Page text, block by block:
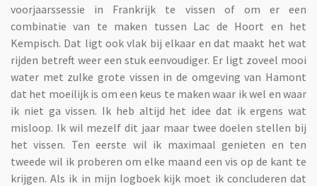
voorjaarssessie in Frankrijk te vissen of om er een
combinatie van te maken tussen Lac de Hoort en het
Kempisch. Dat ligt ook vlak bij elkaar en dat maakt het wat
rijden betreft weer een stuk eenvoudiger. Er ligt zoveel mooi
water met zulke grote vissen in de omgeving van Hamont
dat het moeilijk is om een keus te maken waar ik wel en waar
ik niet ga vissen. Ik heb altijd het idee dat ik ergens wat
misloop. Ik wil mezelf dit jaar maar twee doelen stellen bij
het vissen. Ten eerste wil ik maximaal genieten en ten
tweede wil ik proberen om elke maand een vis op de kant te
krijgen. Als ik in mijn logboek kijk moet ik concluderen dat